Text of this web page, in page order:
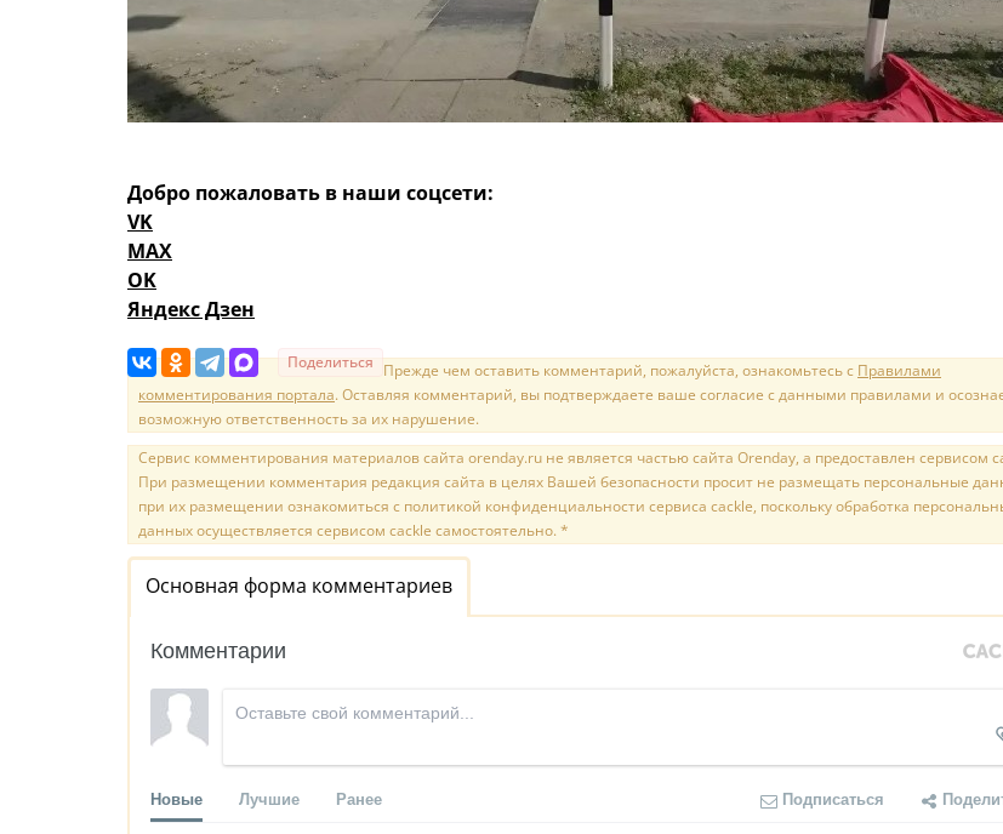
Добро пожаловать в наши соцсети:
VK
MAX
OK
Яндекс Дзен
Поделиться Прежде чем оставить комментарий, пожалуйста, ознакомьтесь с Правилами
комментирования портала. Оставляя комментарий, вы подтверждаете ваше согласие с данными правилами и
возможную ответственность за их нарушение.
Сервис комментирования материалов сайта orenday.ru не является частью сайта Orenday, а предоставлен сервисом
При размещении комментария редакция сайта в целях Вашей безопасности просит не размещать персональные
при их размещении ознакомиться с политикой конфиденциальности сервиса cackle, поскольку обработка
данных осуществляется сервисом cackle самостоятельно. *
Основная форма комментариев
Комментарии
Новые Лучшие Ранее Подписаться